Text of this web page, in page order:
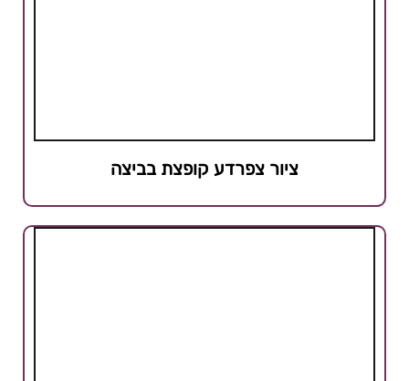
ציור צפרדע קופצת בביצה